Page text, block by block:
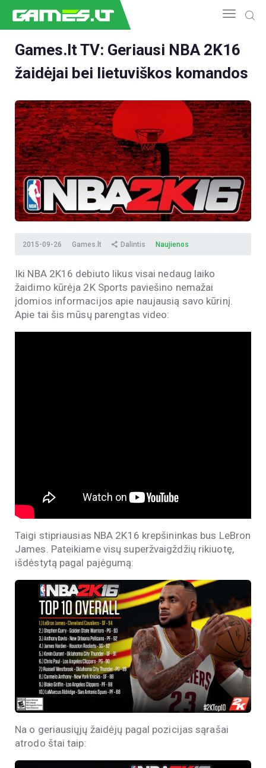
NAUJIENOS
ESPORTAS
GELEŽIS
VIDEO
APŽVALGOS
ŽAIDIMAI
Games.lt TV: Geriausi NBA 2K16
žaidėjai bei lietuviškos komandos
2015-09-26 Games.lt Dalintis Naujienos
Iki NBA 2K16 debiuto likus visai nedaug laiko
žaidimo kūrėja 2K Sports paviešino nemažai
įdomios informacijos apie naujausią savo kūrinį.
Apie tai šis mūsų parengtas video:
Taigi stipriausias NBA 2K16 krepšininkas bus LeBron
James. Pateikiame visų superžvaigždžių rikiuotę,
išdėstytą pagal pajėgumą:
Na o geriausiųjų žaidėjų pagal pozicijas sąrašai
atrodo štai taip: